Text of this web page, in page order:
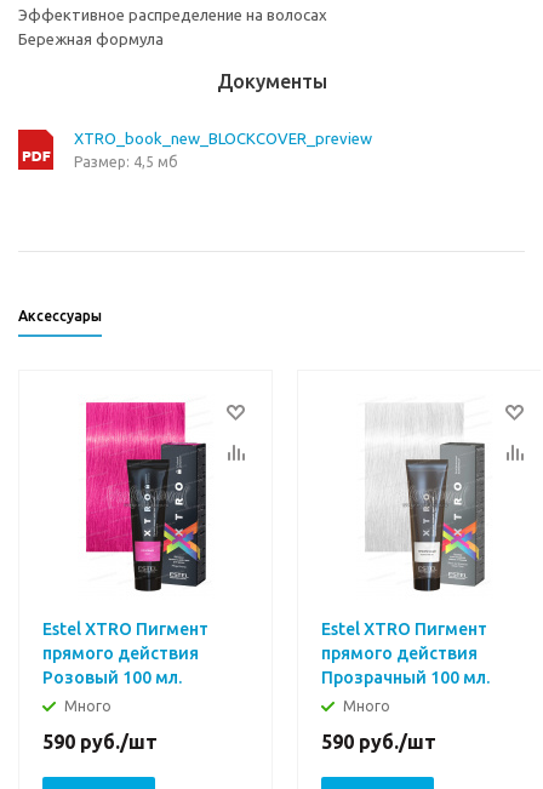
Эффективное распределение на волосах
Бережная формула
Документы
XTRO_book_new_BLOCKCOVER_preview
Размер: 4,5 мб
Аксессуары
Estel XTRO Пигмент
прямого действия
Розовый 100 мл.
Много
590 руб./шт
Estel XTRO Пигмент
прямого действия
Прозрачный 100 мл.
Много
590 руб./шт